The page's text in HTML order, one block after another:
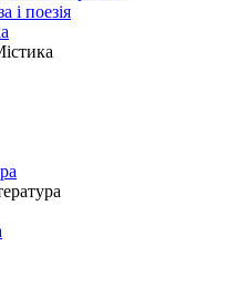
і поезія